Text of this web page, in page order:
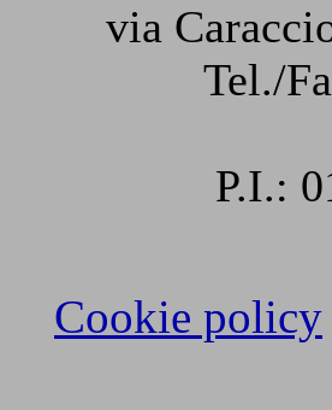
via
Tel./
P.I.:
Cookie policy